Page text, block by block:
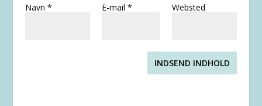
Navn * E-mail * Websted
INDSEND INDHOLD